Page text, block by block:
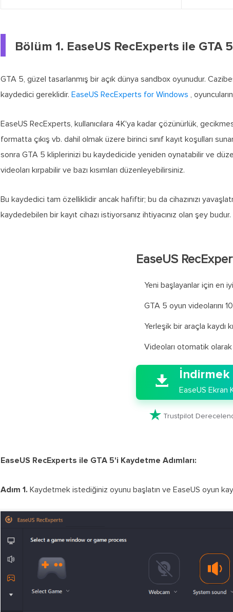
Bölüm 1. EaseUS RecExperts ile GTA
GTA 5, güzel tasarlanmış bir açık dünya sandbox oyunudur.
kaydedici gereklidir. EaseUS RecExperts for Windows ,
EaseUS RecExperts, kullanıcılara 4K'ya kadar çözünürlük,
formatta çıkış vb. dahil olmak üzere birinci sınıf kayıt koşulları
sonra GTA 5 kliplerinizi bu kaydedicide yeniden oynatabilir ve
videoları kırpabilir ve bazı kısımları düzenleyebilirsiniz.
Bu kaydedici tam özelliklidir ancak hafiftir; bu da cihazınızı
kaydedebilen bir kayıt cihazı istiyorsanız ihtiyacınız olan şey
EaseUS
Yeni başlayanlar için en iyi
GTA 5 oyun videolarını
Yerleşik bir araçla kaydı
Videoları otomatik

 İndirmek
EaseUS Ekran
 Trustpilot
EaseUS RecExperts ile GTA 5'i Kaydetme Adımları:
Adım 1. Kaydetmek istediğiniz oyunu başlatın ve EaseUS oyun